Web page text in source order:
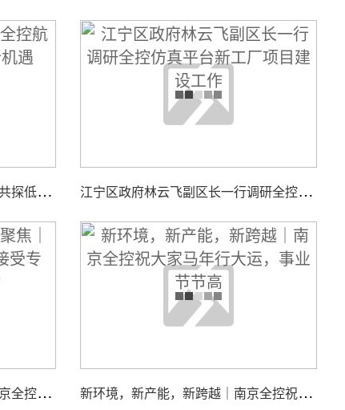
智
汇低空，聚力同行｜全控航空共探低空经济装备新机遇 江
宁区政府林云飞副区长一行调研全控仿真平台新工厂项目建设工作
江
苏国际频道＆荔枝网聚焦｜南京全控科技有限公司接受专访，展现核心实力 新
环境，新产能，新跨越｜南京全控祝大家马年行大运，事业节节高